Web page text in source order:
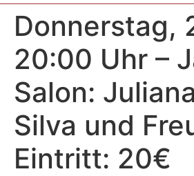
Donnerstag,
20:00 Uhr –
Salon:
Silva und
Eintritt: 20€